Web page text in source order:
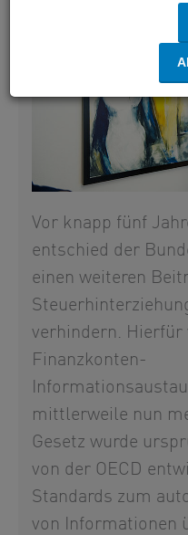
Vor knapp fünf
entschied der
einen weiteren
verhindern. Hierfür
Finanzkonten-
mittlerweile nun
Gesetz wurde
von der OECD
Standards zum
von Informationen